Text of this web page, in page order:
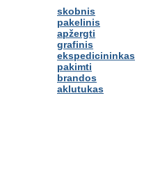
skobnis
pakelinis
apžergti
grafinis
ekspedicininkas
pakimti
brandos
aklutukas